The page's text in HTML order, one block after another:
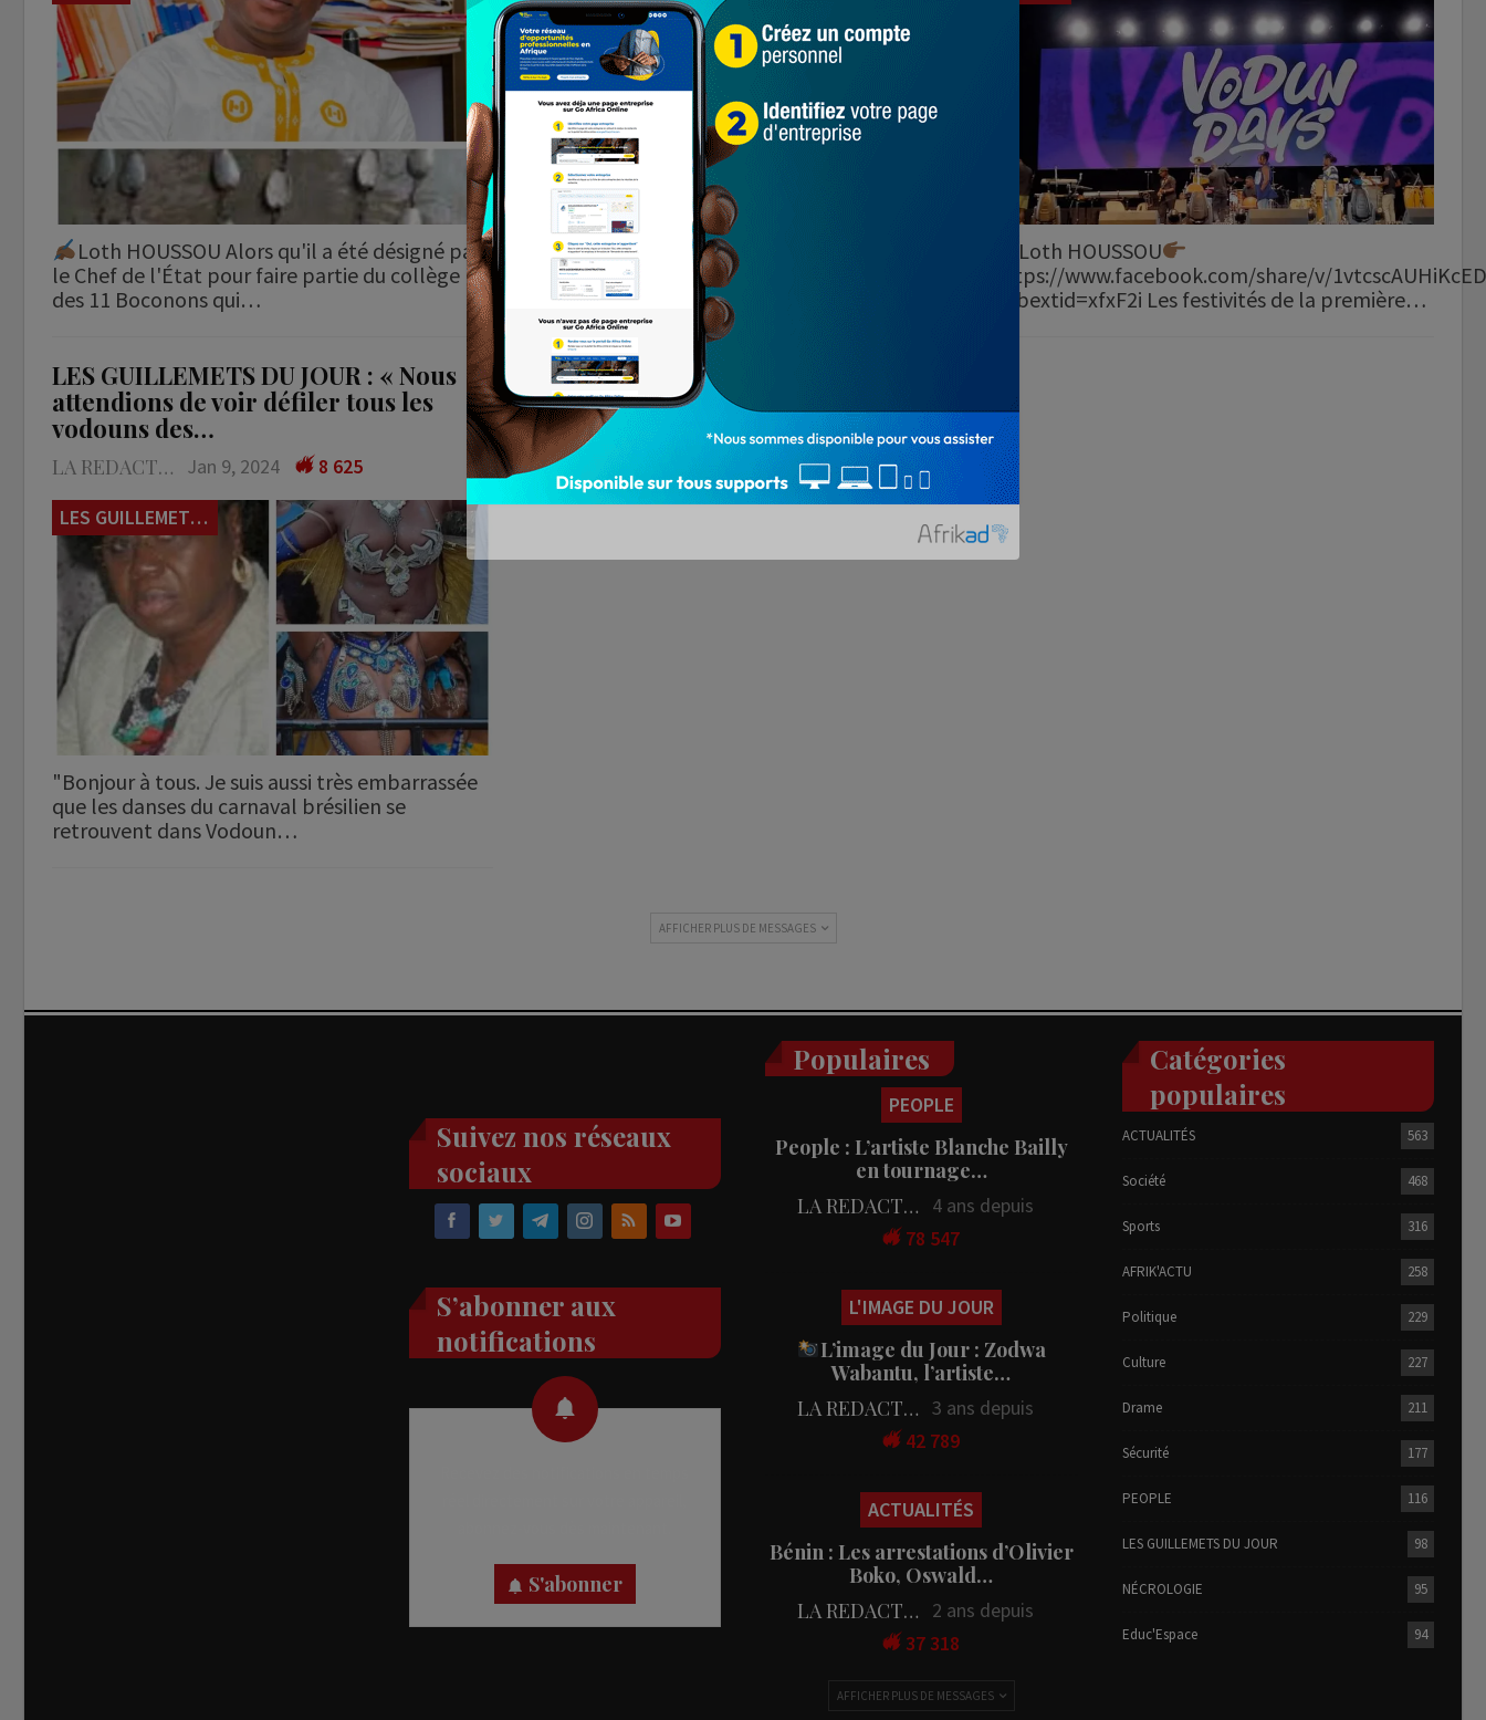
Loth HOUSSOU Alors qu'il a été désigné par
le Chef de l'État pour faire partie du collège
des 11 Boconons qui…
Loth HOUSSOU Telle que annoncé par le
Ministre du Tourisme, de la Culture et des Arts
en décembre 2023, le Tofâ,…
Loth HOUSSOU
https://www.facebook.com/share/v/
mibextid=xfxF2i Les festivités de la première…
LES GUILLEMETS DU JOUR : « Nous
attendions de voir défiler tous les
vodouns des…
LA REDACTION Jan 9, 2024
8 625
LES GUILLEMETS DU JOUR
"Bonjour à tous. Je suis aussi très embarrassée
que les danses du carnaval brésilien se
retrouvent dans Vodoun…
AFFICHER PLUS DE MESSAGES
Suivez nos réseaux
sociaux
S’abonner aux
notifications
S'abonner
Populaires
PEOPLE
People : L’artiste Blanche Bailly
en tournage…
LA REDACTION
4 ans depuis
78 547
L'IMAGE DU JOUR
L’image du Jour : Zodwa
Wabantu, l’artiste…
LA REDACTION 3 ans depuis
42 789
ACTUALITÉS
Bénin : Les arrestations d’Olivier
Boko, Oswald…
LA REDACTION
2 ans depuis
37 318
AFFICHER PLUS DE MESSAGES
Catégories
populaires
ACTUALITÉS 563
Société 468
Sports 316
AFRIK'ACTU 258
Politique 229
Culture 227
Drame 211
Sécurité 177
PEOPLE 116
LES GUILLEMETS DU JOUR 98
NÉCROLOGIE 95
Educ'Espace 94